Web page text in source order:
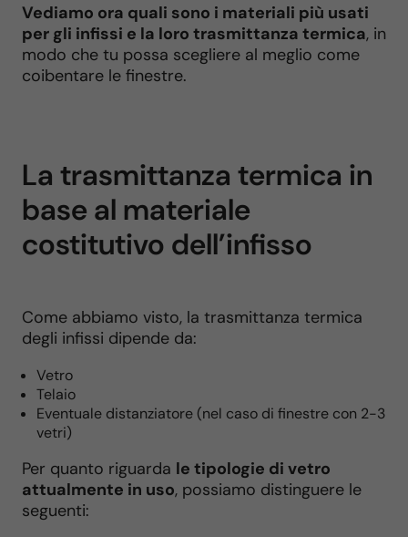
Vediamo ora quali sono i materiali più usati
per gli infissi e la loro trasmittanza termica, in
modo che tu possa scegliere al meglio come
coibentare le finestre.
La trasmittanza termica in
base al materiale
costitutivo dell’infisso
Come abbiamo visto, la trasmittanza termica
degli infissi dipende da:
Vetro
Telaio
Eventuale distanziatore (nel caso di finestre con 2-3
vetri)
Per quanto riguarda le tipologie di vetro
attualmente in uso, possiamo distinguere le
seguenti: